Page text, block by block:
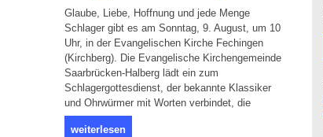
Glaube, Liebe, Hoffnung und jede Menge
Schlager gibt es am Sonntag, 9. August, um 10
Uhr, in der Evangelischen Kirche Fechingen
(Kirchberg). Die Evangelische Kirchengemeinde
Saarbrücken-Halberg lädt ein zum
Schlagergottesdienst, der bekannte Klassiker
und Ohrwürmer mit Worten verbindet, die
weiterlesen